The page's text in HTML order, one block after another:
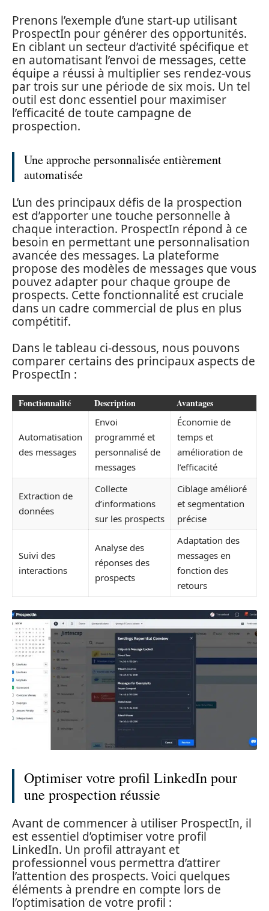
Prenons l’exemple d’une start-up utilisant
ProspectIn pour générer des opportunités.
En ciblant un secteur d’activité spécifique et
en automatisant l’envoi de messages, cette
équipe a réussi à multiplier ses rendez-vous
par trois sur une période de six mois. Un tel
outil est donc essentiel pour maximiser
l’efficacité de toute campagne de
prospection.
Une approche personnalisée entièrement
automatisée
L’un des principaux défis de la prospection
est d’apporter une touche personnelle à
chaque interaction. ProspectIn répond à ce
besoin en permettant une personnalisation
avancée des messages. La plateforme
propose des modèles de messages que vous
pouvez adapter pour chaque groupe de
prospects. Cette fonctionnalité est cruciale
dans un cadre commercial de plus en plus
compétitif.
Dans le tableau ci-dessous, nous pouvons
comparer certains des principaux aspects de
ProspectIn :
Fonctionnalité Description Avantages
Automatisation
des messages
Envoi
programmé et
personnalisé de
messages
Économie de
temps et
amélioration de
l’efficacité
Extraction de
données
Collecte
d’informations
sur les prospects
Ciblage amélioré
et segmentation
précise
Suivi des
interactions
Analyse des
réponses des
prospects
Adaptation des
messages en
fonction des
retours
Optimiser votre profil LinkedIn pour
une prospection réussie
Avant de commencer à utiliser ProspectIn, il
est essentiel d’optimiser votre profil
LinkedIn. Un profil attrayant et
professionnel vous permettra d’attirer
l’attention des prospects. Voici quelques
éléments à prendre en compte lors de
l’optimisation de votre profil :